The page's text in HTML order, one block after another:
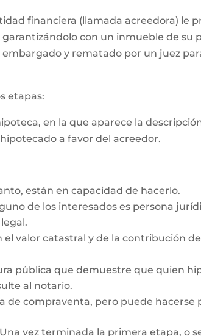
financiera (llamada acreedora) le
con un inmueble de su
y rematado por un juez
etapas:
en la que aparece la
a favor del acreedor.
están en capacidad de hacerlo.
de los interesados es persona
valor catastral y de la contribución
pública que demuestre que quien
al notario.
de compraventa, pero puede hacerse
Una vez terminada la primera etapa, o